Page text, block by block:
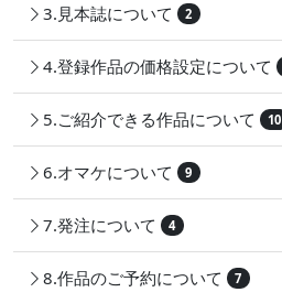
3.見本誌について 2
4.登録作品の価格設定について
5.ご紹介できる作品について 10
6.オマケについて 9
7.発注について 4
8.作品のご予約について 7